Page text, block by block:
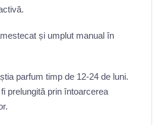
și umplut manual în
parfum timp de 12-24 de luni.
prelungită prin întoarcerea